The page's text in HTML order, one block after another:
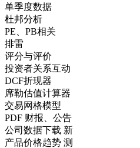
单季度数据
杜邦分析
PE、PB相关
排雷
评分与评价
投资者关系互动
DCF折现器
席勒估值计算器
交易网格模型
PDF 财报、公告
公司数据下载 新
产品价格趋势 测